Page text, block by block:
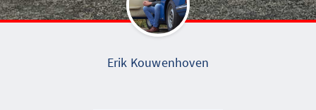
Erik Kouwenhoven